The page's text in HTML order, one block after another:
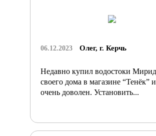
06.12.2023 Олег, г. Керчь
Недавно купил водостоки
своего дома в магазине “Тенёк”
очень доволен. Установить...